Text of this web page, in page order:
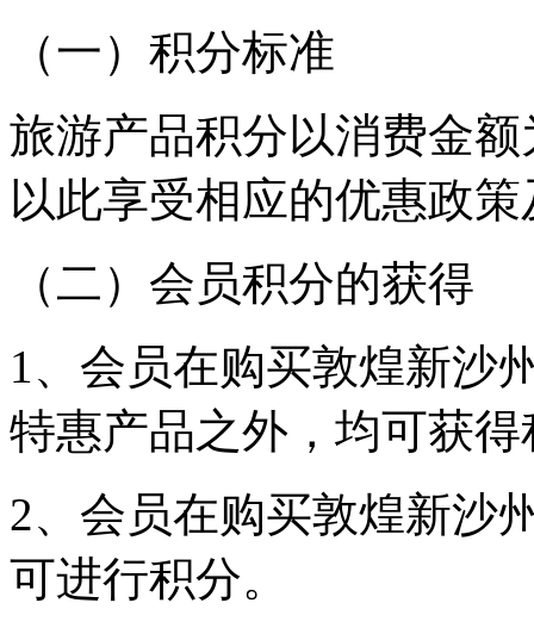
（一）积分标准
旅游产品积分以消费金
以此享受相应的优惠政
（二）会员积分的获得
1、会员在购买敦煌新沙
特惠产品之外，均可获得
2、会员在购买敦煌新沙
可进行积分。